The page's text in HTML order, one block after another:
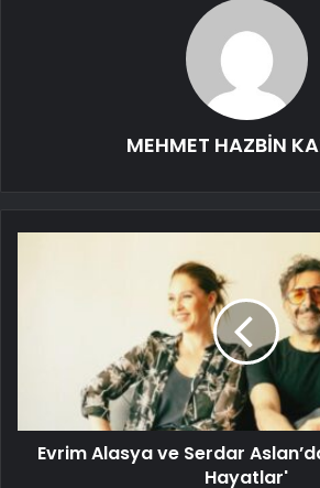
MEHMET HAZBİN
Evrim Alasya ve Serdar
Hayatlar'